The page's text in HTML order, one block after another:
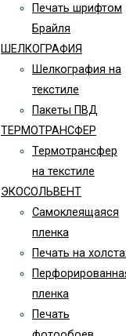
Печать шрифтом
Брайля
ШЕЛКОГРАФИЯ
Шелкография на
текстиле
Пакеты ПВД
ТЕРМОТРАНСФЕР
Термотрансфер
на текстиле
ЭКОСОЛЬВЕНТ
Самоклеящаяся
пленка
Печать на
пленка
Печать